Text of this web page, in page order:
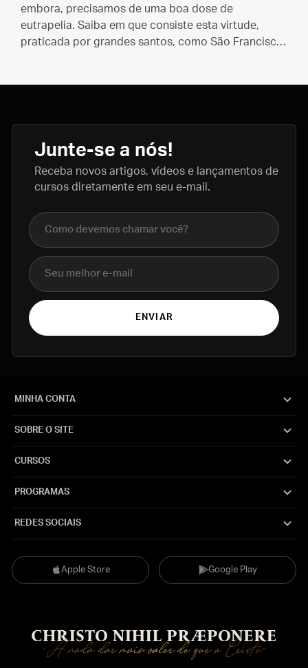
embora, precisamos de uma boa dose de
eutrapelia. Saiba em que consiste esta virtude,
praticada por grandes santos, como São Francisco
Junte-se a nós!
Receba novos artigos, vídeos e lançamentos de
cursos diretamente em seu e-mail.
Nome completo
E-mail
ENVIAR
Apple Store Google Play
MINHA CONTA
SOBRE O SITE
CURSOS
PROGRAMAS
REDES SOCIAIS